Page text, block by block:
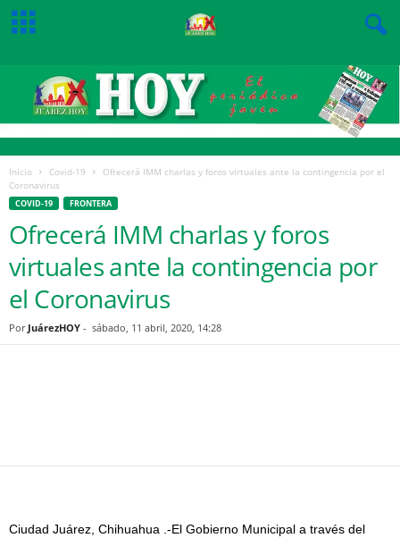
Inicio Covid-19
Ofrecerá IMM charlas y foros virtuales ante la contingencia por el
Coronavirus
COVID-19 FRONTERA
Ofrecerá IMM charlas y foros
virtuales ante la contingencia por
el Coronavirus
Por JuárezHOY - sábado, 11 abril, 2020, 14:28
Ciudad Juárez, Chihuahua .-El Gobierno Municipal a través del